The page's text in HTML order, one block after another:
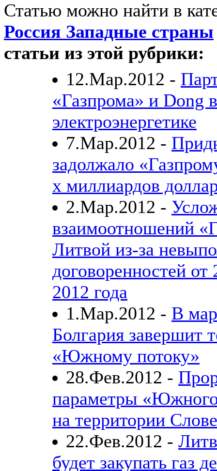
Статью можно найти в
Россия Западные страны
статьи из этой рубрики:
12.Мар.2012 -
«Газпрома» и Dong в
электроэнергетике
7.Мар.2012 -
задолжало
х миллиардов
2.Мар.2012 -
взаимоотношений
Литвой из-за
договоренностей от
2012 года
1.Мар.2012 - В
Болгария завершит
«Южному потоку»
28.Фев.2012 -
параметры
на территории
22.Фев.2012 -
будет закупать газ